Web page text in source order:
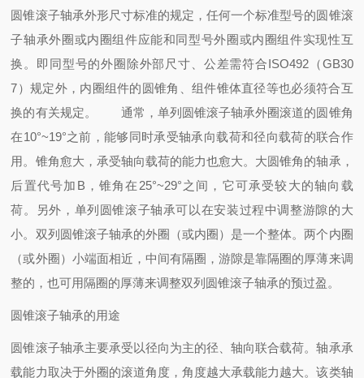
圆锥滚子轴承外形尺寸标准的规定，任何一个标准型号的圆锥滚
子轴承外圈或内圈组件应能和同型号外圈或内圈组件实现性互
换。即同型号的外圈除外部尺寸、公差需符合ISO492（GB30
7）规定外，内圈组件的圆锥角、组件锥体直径等也必须符合互
换的有关规定。 通常，单列圆锥滚子轴承外圈滚道的圆锥角
在10°~19°之前，能够同时承受轴承向载荷和径向载荷的联合作
用。锥角愈大，承受轴向载荷的能力也愈大。大圆锥角的轴承，
后置代号加B，锥角在25°~29°之间，它可承受较大的轴向载
荷。另外，单列圆锥滚子轴承可以在安装过程中调整游隙的大
小。双列圆锥滚子轴承的外圈（或内圈）是一个整体。两个内圈
（或外圈）小端面相近，中间有隔圈，游隙是靠隔圈的厚薄来调
整的，也可用隔圈的厚薄来调整双列圆锥滚子轴承的预过盈。
圆锥滚子轴承的用途
圆锥滚子轴承主要承受以径向为主的径、轴向联合载荷。轴承承
载能力取决于外圈的滚道角度，角度越大承载能力越大。该类轴